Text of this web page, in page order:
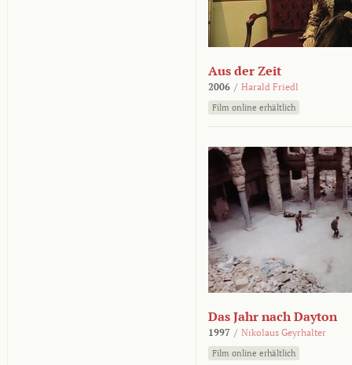
Aus der Zeit
2006 / Harald Friedl
Film online erhältlich
Das Jahr nach Dayton
1997 / Nikolaus Geyrhalter
Film online erhältlich